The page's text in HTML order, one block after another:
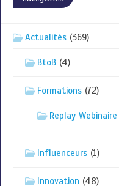
Actualités (369)
BtoB (4)
Formations (72)
Replay Webinaire
Influenceurs (1)
Innovation (48)